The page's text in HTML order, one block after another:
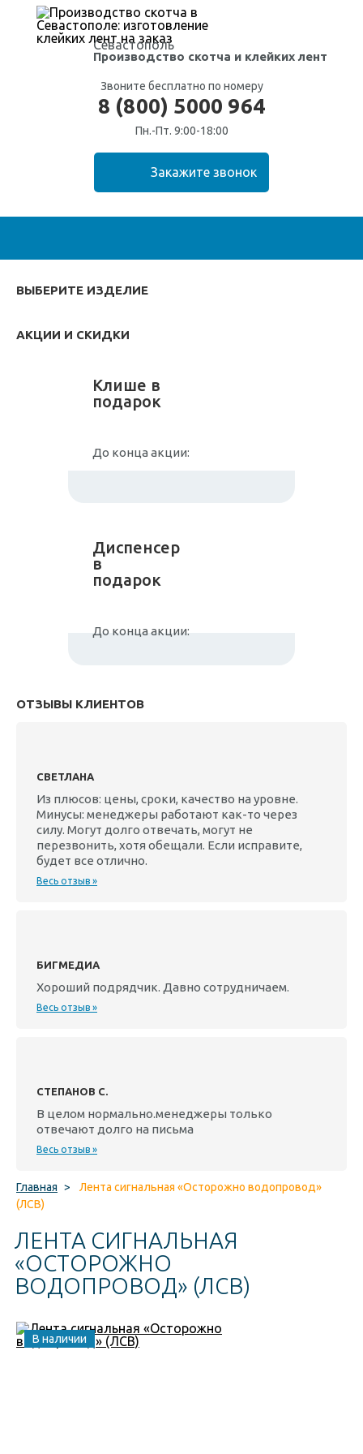
Севастополь
Производство скотча и клейких лент
Звоните бесплатно по номеру
8 (800) 5000 964
Пн.-Пт. 9:00-18:00
ВЫБЕРИТЕ ИЗДЕЛИЕ
АКЦИИ И СКИДКИ
Клише в
подарок
До конца акции:
Диспенсер
в
подарок
До конца акции:
ОТЗЫВЫ КЛИЕНТОВ
СВЕТЛАНА
Из плюсов: цены, сроки, качество на уровне.
Минусы: менеджеры работают как-то через
силу. Могут долго отвечать, могут не
перезвонить, хотя обещали. Если исправите,
будет все отлично.
Весь отзыв »
БИГМЕДИА
Хороший подрядчик. Давно сотрудничаем.
Весь отзыв »
СТЕПАНОВ С.
В целом нормально.менеджеры только
отвечают долго на письма
Весь отзыв »
Главная >
Лента сигнальная «Осторожно водопровод»
(ЛСВ)
ЛЕНТА СИГНАЛЬНАЯ
«ОСТОРОЖНО
ВОДОПРОВОД» (ЛСВ)
В наличии